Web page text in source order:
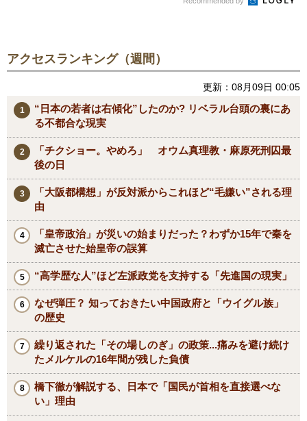
アクセスランキング（週間）
更新：08月09日 00:05
“日本の若者は右傾化”したのか? リベラル台頭の裏にあ
る不都合な現実
「チクショー。やめろ」 オウム真理教・麻原死刑囚最
後の日
「大阪都構想」が反対派からこれほど“毛嫌い”される理
由
「皇帝政治」が災いの始まりだった？わずか15年で秦を
滅亡させた始皇帝の誤算
“高学歴な人”ほど左派政党を支持する「先進国の現実」
なぜ弾圧？ 知っておきたい中国政府と「ウイグル族」
の歴史
繰り返された「その場しのぎ」の政策...痛みを避け続け
たメルケルの16年間が残した負債
橋下徹が解説する、日本で「国民が首相を直接選べな
い」理由